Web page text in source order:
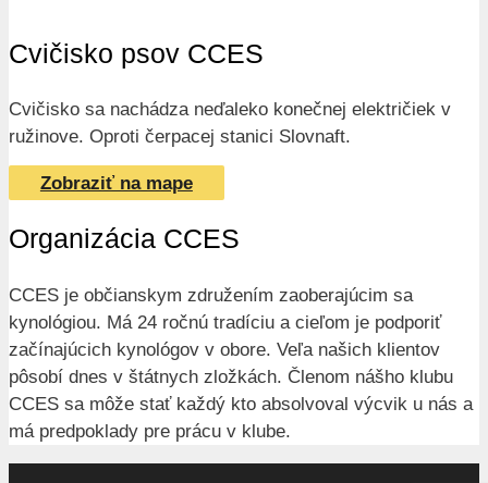
Cvičisko psov CCES
Cvičisko sa nachádza neďaleko konečnej električiek v
ružinove. Oproti čerpacej stanici Slovnaft.
Zobraziť na mape
Organizácia CCES
CCES je občianskym združením zaoberajúcim sa
kynológiou. Má 24 ročnú tradíciu a cieľom je podporiť
začínajúcich kynológov v obore. Veľa našich klientov
pôsobí dnes v štátnych zložkách. Členom nášho klubu
CCES sa môže stať každý kto absolvoval výcvik u nás a
má predpoklady pre prácu v klube.